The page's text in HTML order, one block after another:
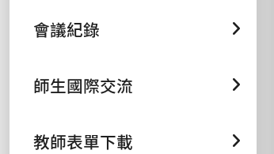
會議紀錄
師生國際交流
教師表單下載